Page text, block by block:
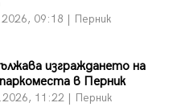
09:18 | Перник
изграждането на
в Перник
11:22 | Перник